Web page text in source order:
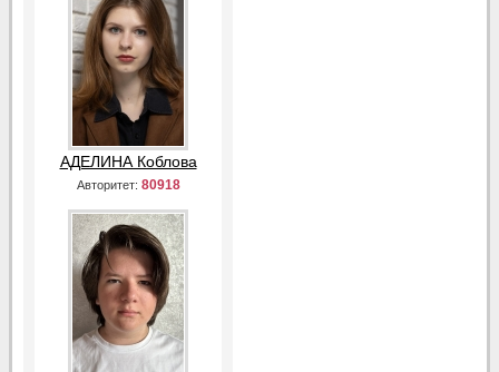
АДЕЛИНА Коблова
Авторитет: 80918